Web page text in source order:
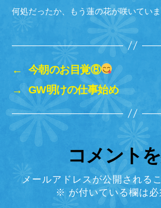
何処だったか、もう蓮の花が咲いてい
←
今朝のお目覚⑧
→ GW明けの仕事始め
コメント
メールアドレスが公開される
※ が付いている欄は